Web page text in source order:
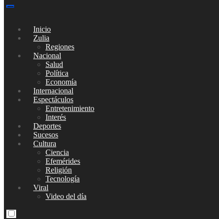
Inicio
Zulia
Regiones
Nacional
Salud
Política
Economía
Internacional
Espectáculos
Entretenimiento
Interés
Deportes
Sucesos
Cultura
Ciencia
Efemérides
Religión
Tecnología
Viral
Video del día